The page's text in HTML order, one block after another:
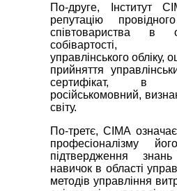
По-друге, Інститут
репутацію
співтовариства в
собівартості,
управлінського обліку,
прийняття
сертифікат, в
російськомовний,
світу.
По-третє, CIMA
професіоналізму
підтвердження
навичок в області
методів управління